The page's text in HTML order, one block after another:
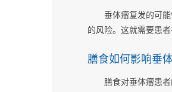
垂体瘤复发的可
的风险。这就需要患
膳食如何影响垂
膳食对垂体瘤患